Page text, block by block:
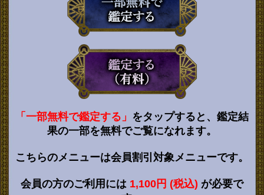
「一部無料で鑑定する」 をタップすると、鑑定結
果の一部を無料でご覧になれます。
こちらのメニューは会員割引対象メニューです。
会員の方のご利用には 1,100円 (税込) が必要で